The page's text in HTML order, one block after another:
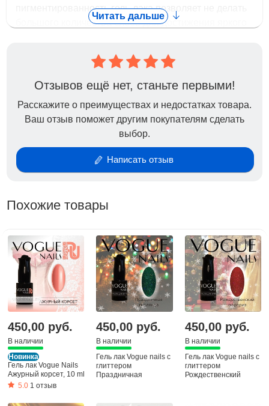
пигментированность гель-лака позволяет не делать
большого количества слоев для достижения яркого
неприятного запаха, удобная кисть, отличная
консистенция-они в меру густые, при нанесении не
затекают. При перекрывании топом, пигмент не
тянется за кистью.
Технология нанесения такая же, как и для всех
гель-лака Vogue Nails наносим тонко и
полимеризуем в LED-лампе 30 секунд а, в УФ-лампе
Читать дальше
Отзывов ещё нет, станьте первыми!
Расскажите о преимуществах и недостатках товара.
Ваш отзыв поможет другим покупателям сделать
выбор.
Написать отзыв
Похожие товары
450,00 руб.
В наличии
Новинка
Гель лак Vogue Nails
Ажурный корсет, 10 ml
5.0 1 отзыв
450,00 руб.
В наличии
Гель лак Vogue nails с
глиттером
Праздничная
450,00 руб.
В наличии
Гель лак Vogue nails с
глиттером
Рождественский